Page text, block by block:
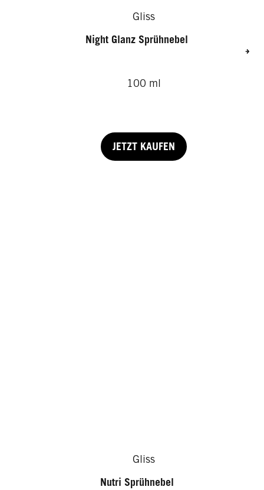
Gliss
Night Glanz Sprühnebel
100 ml
JETZT KAUFEN
Gliss
Nutri Sprühnebel